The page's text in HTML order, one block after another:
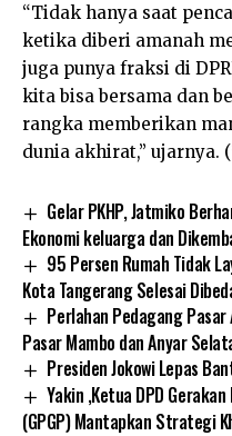
“Tidak hanya saat
ketika diberi amanah
juga punya fraksi di
kita bisa bersama dan
rangka memberikan
dunia akhirat,” ujarnya.
Gelar PKHP, Jatmiko
Ekonomi keluarga dan
95 Persen Rumah Tidak
Kota Tangerang Selesai
Perlahan Pedagang
Pasar Mambo dan Anyar
Presiden Jokowi Lepas
Yakin ,Ketua DPD
(GPGP) Mantapkan Strategi